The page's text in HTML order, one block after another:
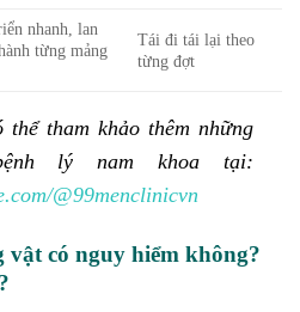
nhanh, lan
từng mảng
Tái đi tái lại theo
từng đợt
thể tham khảo thêm những
lý nam khoa tại:
@99menclinicvn
vật có nguy hiểm không?